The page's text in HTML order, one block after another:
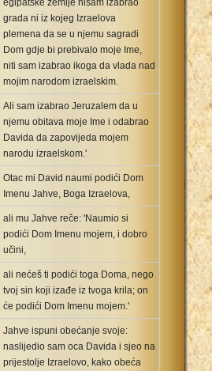
grada ni iz kojeg Izraelova
plemena da se u njemu sagradi
Dom gdje bi prebivalo moje Ime,
niti sam izabrao ikoga da vlada nad
mojim narodom izraelskim.
Ali sam izabrao Jeruzalem da u
njemu obitava moje Ime i odabrao
Davida da zapovijeda mojem
narodu izraelskom.'
Otac mi David naumi podići Dom
Imenu Jahve, Boga Izraelova,
ali mu Jahve reče: 'Naumio si
podići Dom Imenu mojem, i dobro
učini,
ali nećeš ti podići toga Doma, nego
tvoj sin koji izađe iz tvoga krila; on
će podići Dom Imenu mojem.'
Jahve ispuni obećanje svoje:
naslijedio sam oca Davida i sjeo na
prijestolje Izraelovo, kako obeća